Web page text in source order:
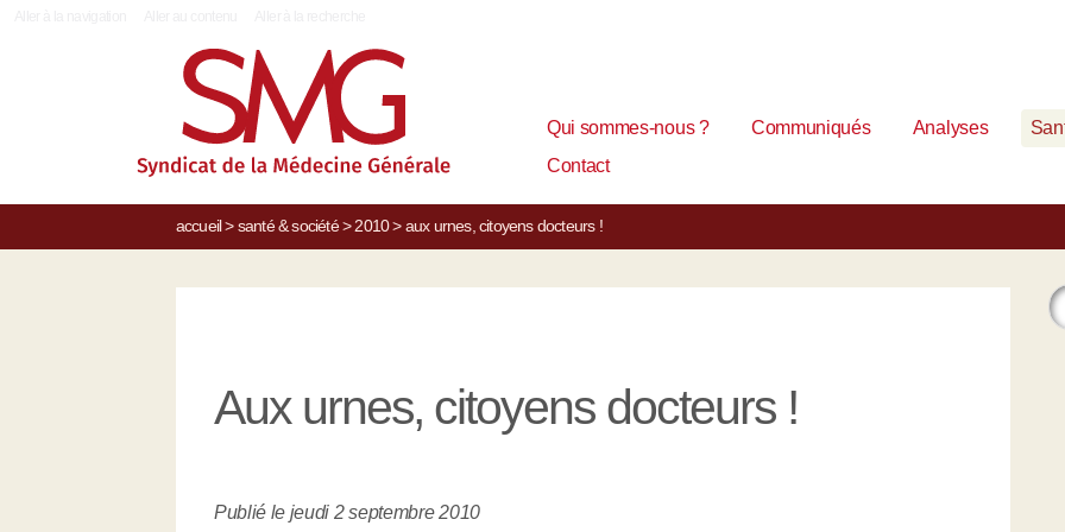
Qui sommes-nous ? Communiqués Analyses
Contact
accueil> santé & société> 2010> aux urnes, citoyens docteurs !
Aux urnes, citoyens docteurs !
Publié le jeudi 2 septembre 2010